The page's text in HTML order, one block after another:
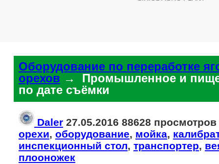
Оборудование по переработке
орехов → Промышленное и
по дате съёмки
Daler 27.05.2016 88628 просмотров
орехи, оборудование, мойка,
инспекционный стол, транспортер,
плооножек